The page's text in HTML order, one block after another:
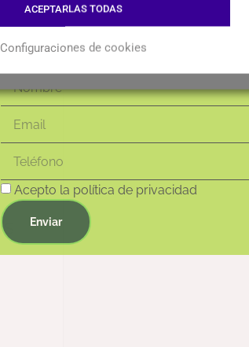
ACEPTARLAS TODAS
Configuraciones de cookies
Acepto la política de privacidad
Enviar